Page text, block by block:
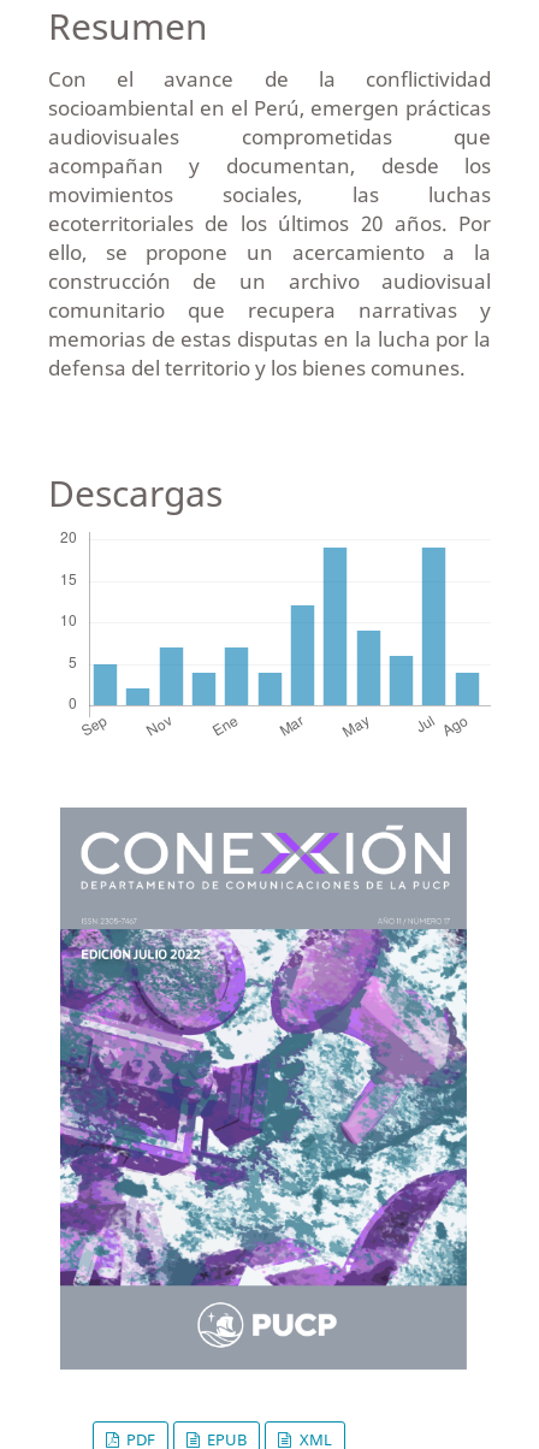
Resumen
Con el avance de la conflictividad
socioambiental en el Perú, emergen prácticas
audiovisuales comprometidas que
acompañan y documentan, desde los
movimientos sociales, las luchas
ecoterritoriales de los últimos 20 años. Por
ello, se propone un acercamiento a la
construcción de un archivo audiovisual
comunitario que recupera narrativas y
memorias de estas disputas en la lucha por la
defensa del territorio y los bienes comunes.
Descargas
PDF EPUB XML